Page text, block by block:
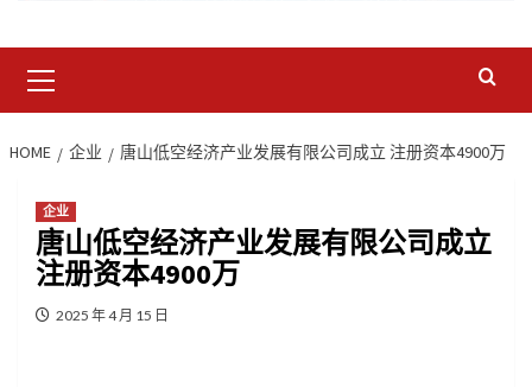
Menu
HOME 企业 唐山低空经济产业发展有限公司成立 注册资本4900万
企业
唐山低空经济产业发展有限公司成立
注册资本4900万
2025 年 4 月 15 日